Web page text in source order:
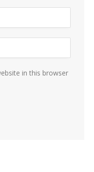
in this browser